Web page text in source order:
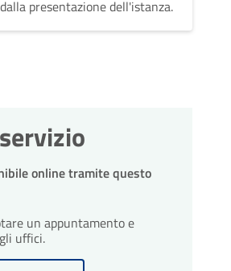
presentazione dell'istanza.
online tramite questo
un appuntamento e
uffici.